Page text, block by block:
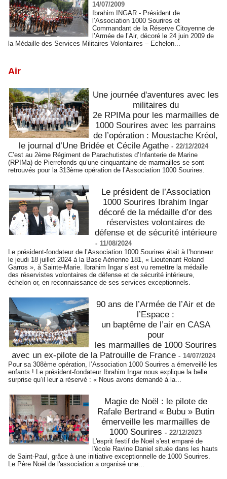
14/07/2009
Ibrahim INGAR - Président de
l’Association 1000 Sourires et
Commandant de la Réserve Citoyenne de
l’Armée de l’Air, décoré le 24 juin 2009 de
la Médaille des Services Militaires Volontaires – Echelon...
Air
Une journée d'aventures avec les
militaires du
2e RPIMa pour les marmailles de
1000 Sourires avec les parrains
de l’opération : Moustache Kréol,
le journal d’Une Bridée et Cécile Agathe - 22/12/2024
C’est au 2ème Régiment de Parachutistes d’Infanterie de Marine
(RPIMa) de Pierrefonds qu’une cinquantaine de marmailles se sont
retrouvés pour la 313ème opération de l’Association 1000 Sourires.
Le président de l’Association
1000 Sourires Ibrahim Ingar
décoré de la médaille d’or des
réservistes volontaires de
défense et de sécurité intérieure
- 11/08/2024
Le président-fondateur de l’Association 1000 Sourires était à l’honneur
le jeudi 18 juillet 2024 à la Base Aérienne 181, « Lieutenant Roland
Garros », à Sainte-Marie. Ibrahim Ingar s’est vu remettre la médaille
des réservistes volontaires de défense et de sécurité intérieure,
échelon or, en reconnaissance de ses services exceptionnels.
90 ans de l’Armée de l’Air et de
l’Espace :
un baptême de l’air en CASA
pour
les marmailles de 1000 Sourires
avec un ex-pilote de la Patrouille de France - 14/07/2024
Pour sa 308ème opération, l’Association 1000 Sourires a émerveillé les
enfants ! Le président-fondateur Ibrahim Ingar nous explique la belle
surprise qu’il leur a réservé : « Nous avons demandé à la...
Magie de Noël : le pilote de
Rafale Bertrand « Bubu » Butin
émerveille les marmailles de
1000 Sourires - 22/12/2023
L'esprit festif de Noël s'est emparé de
l'école Ravine Daniel située dans les hauts
de Saint-Paul, grâce à une initiative exceptionnelle de 1000 Sourires.
Le Père Noël de l'association a organisé une...